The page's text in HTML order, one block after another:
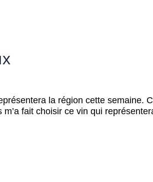
la région cette semaine.
fait choisir ce vin qui